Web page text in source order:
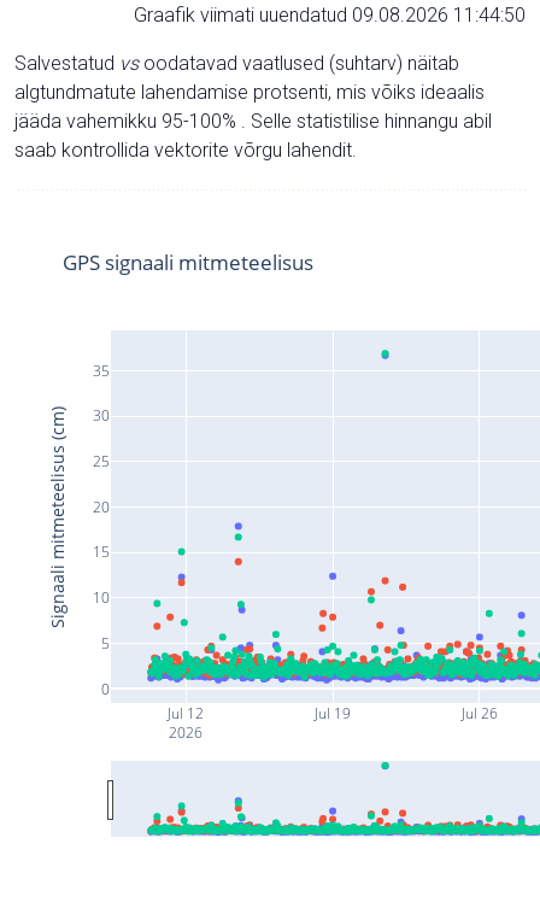
Graafik viimati uuendatud 09.08.2026 11:44:50
Salvestatud vsoodatavad vaatlused (suhtarv) näitab
algtundmatute lahendamise protsenti, mis võiks ideaalis
jääda vahemikku 95-100% . Selle statistilise hinnangu abil
saab kontrollida vektorite võrgu lahendit.
Jul 12
2026
Jul 19 Jul 26
0
5
10
15
20
25
30
35
GPS signaali mitmeteelisus
Signaali mitmeteelisus (cm)